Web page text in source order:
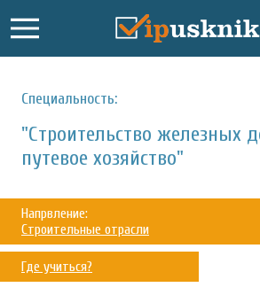
Специальность:
"Строительство железных
путевое хозяйство"
Напрвление:
Строительные отрасли
Где учиться?